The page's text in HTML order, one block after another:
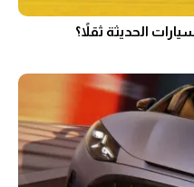
الحديثة ثقلاً؟